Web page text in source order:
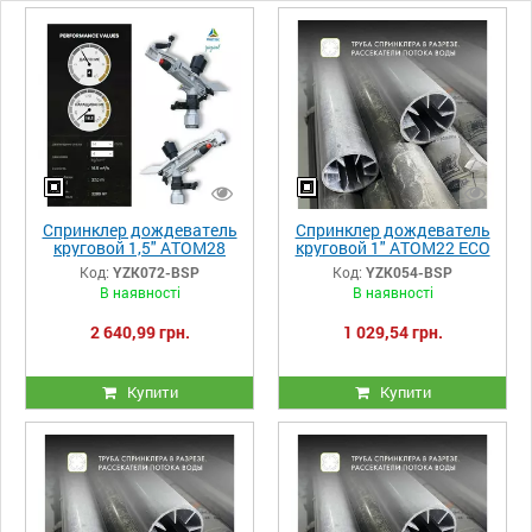
Спринклер дождеватель
круговой 1,5" ATOM28
ECO FC Yuzuak
Код: YZK072-BSP
В наявності
2 640,99 грн.
Купити
Спринклер дождеватель
круговой 1" ATOM22 ECO
FC пластиковый
фиксатор
Код: YZK054-BSP
В наявності
1 029,54 грн.
Купити